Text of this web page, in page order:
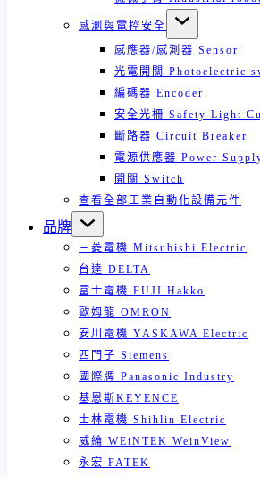
感測與電控安全
感應器/感測器 Sensor
光電開關 Photoelectric
編碼器 Encoder
安全光柵 Safety Light
斷路器 Circuit Breaker
電源供應器 Power
開關 Switch
查看全部工業自動化設備元件
品牌
三菱電機 Mitsubishi Electric
台達 DELTA
富士電機 FUJI Hakko
歐姆龍 OMRON
安川電機 YASKAWA Electric
西門子 Siemens
國際牌 Panasonic Industry
基恩斯KEYENCE
士林電機 Shihlin Electric
威綸 WEiNTEK WeinView
永宏 FATEK